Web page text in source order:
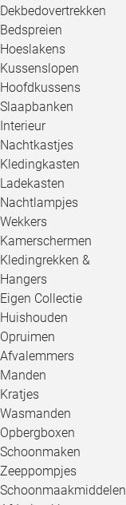
Dekbedovertrekken
Bedspreien
Hoeslakens
Kussenslopen
Hoofdkussens
Slaapbanken
Interieur
Nachtkastjes
Kledingkasten
Ladekasten
Nachtlampjes
Wekkers
Kamerschermen
Kledingrekken &
Hangers
Eigen Collectie
Huishouden
Opruimen
Afvalemmers
Manden
Kratjes
Wasmanden
Opbergboxen
Schoonmaken
Zeeppompjes
Schoonmaakmiddelen